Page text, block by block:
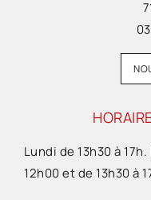
Lundi de 13h30 à
12h00 et de 13h30 à